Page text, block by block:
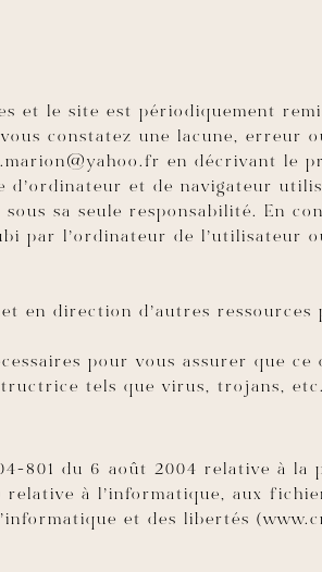
et le site est périodiquement
constatez une lacune, erreur
en décrivant le
d’ordinateur et de navigateur
sa seule responsabilité. En
par l’ordinateur de l’utilisateur
en direction d’autres ressources
pour vous assurer que ce
tels que virus, trojans,
801 du 6 août 2004 relative à la
relative à l’informatique, aux
et des libertés